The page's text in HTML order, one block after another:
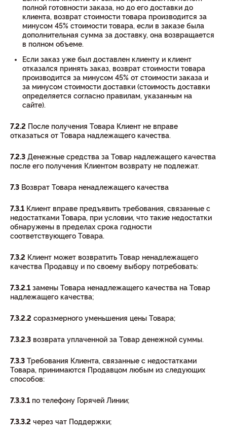
полной готовности заказа, но до его доставки до
клиента, возврат стоимости товара производится за
минусом 45% стоимости товара, если в заказе была
дополнительная сумма за доставку, она возвращается
в полном объеме.
Если заказ уже был доставлен клиенту и клиент
отказался принять заказ, возврат стоимости товара
производится за минусом 45% от стоимости заказа и
за минусом стоимости доставки (стоимость доставки
определяется согласно правилам, указанным на
сайте).
7.2.2 После получения Товара Клиент не вправе
отказаться от Товара надлежащего качества.
7.2.3 Денежные средства за Товар надлежащего качества
после его получения Клиентом возврату не подлежат.
7.3 Возврат Товара ненадлежащего качества
7.3.1 Клиент вправе предъявить требования, связанные с
недостатками Товара, при условии, что такие недостатки
обнаружены в пределах срока годности
соответствующего Товара.
7.3.2 Клиент может возвратить Товар ненадлежащего
качества Продавцу и по своему выбору потребовать:
7.3.2.1 замены Товара ненадлежащего качества на Товар
надлежащего качества;
7.3.2.2 соразмерного уменьшения цены Товара;
7.3.2.3 возврата уплаченной за Товар денежной суммы.
7.3.3 Требования Клиента, связанные с недостатками
Товара, принимаются Продавцом любым из следующих
способов:
7.3.3.1 по телефону Горячей Линии;
7.3.3.2 через чат Поддержки;